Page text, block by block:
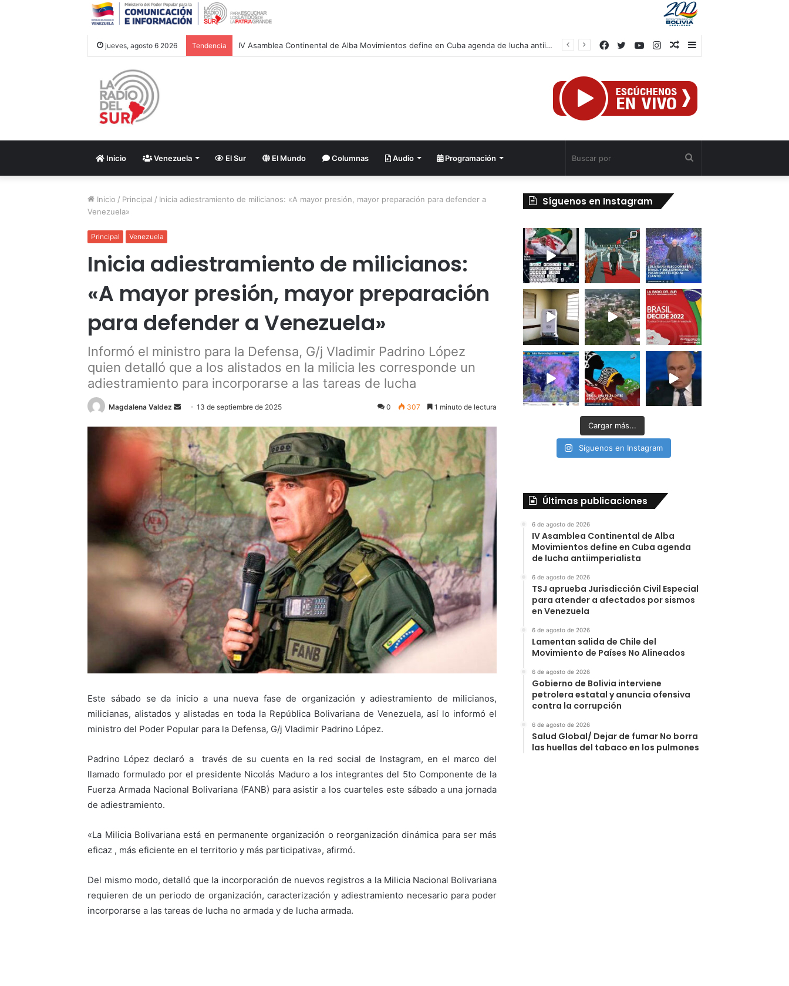
jueves, agosto 6 2026 Tendencia IV Asamblea Continental de Alba Movimientos define en Cuba agenda de lucha antiimperialista
Barra
Publicación
azar
Instagram
YouTube
Twitter
Facebook
Inicio Venezuela El Sur El Mundo Columnas Audio Programación
Inicio / Principal / Inicia adiestramiento de milicianos: «A mayor presión, mayor preparación para defender a
Venezuela»
Principal Venezuela
Inicia adiestramiento de milicianos:
«A mayor presión, mayor preparación
para defender a Venezuela»
Informó el ministro para la Defensa, G/j Vladimir Padrino López
quien detalló que a los alistados en la milicia les corresponde un
adiestramiento para incorporarse a las tareas de lucha
Magdalena Valdez
Send
email
13 de septiembre de 2025 0 307 1 minuto de lectura
Este sábado se da inicio a una nueva fase de organización y adiestramiento de milicianos,
milicianas, alistados y alistadas en toda la República Bolivariana de Venezuela, así lo informó el
ministro del Poder Popular para la Defensa, G/j Vladimir Padrino López.
Padrino López declaró a través de su cuenta en la red social de Instagram, en el marco del
llamado formulado por el presidente Nicolás Maduro a los integrantes del 5to Componente de la
Fuerza Armada Nacional Bolivariana (FANB) para asistir a los cuarteles este sábado a una jornada
de adiestramiento.
«La Milicia Bolivariana está en permanente organización o reorganización dinámica para ser más
eficaz , más eficiente en el territorio y más participativa», afirmó.
Del mismo modo, detalló que la incorporación de nuevos registros a la Milicia Nacional Bolivariana
requieren de un periodo de organización, caracterización y adiestramiento necesario para poder
incorporarse a las tareas de lucha no armada y de lucha armada.
Síguenos en Instagram
Cargar más...
Síguenos en Instagram
Últimas publicaciones
6 de agosto de 2026
IV Asamblea Continental de Alba
Movimientos define en Cuba agenda
de lucha antiimperialista
6 de agosto de 2026
TSJ aprueba Jurisdicción Civil Especial
para atender a afectados por sismos
en Venezuela
6 de agosto de 2026
Lamentan salida de Chile del
Movimiento de Países No Alineados
6 de agosto de 2026
Gobierno de Bolivia interviene
petrolera estatal y anuncia ofensiva
contra la corrupción
6 de agosto de 2026
Salud Global/ Dejar de fumar No borra
las huellas del tabaco en los pulmones